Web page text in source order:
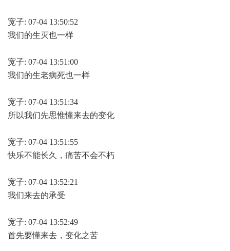
宽子: 07-04 13:50:52
我们的生灭也一样
宽子: 07-04 13:51:00
我们的生老病死也一样
宽子: 07-04 13:51:34
所以我们先思惟懂来去的变化
宽子: 07-04 13:51:55
快乐不能长久，痛苦不会不朽
宽子: 07-04 13:52:21
我们来去的承受
宽子: 07-04 13:52:49
首先要懂来去，变化之苦